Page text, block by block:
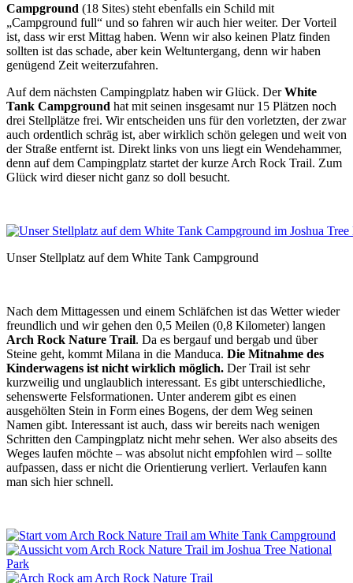
Campground (18 Sites) steht ebenfalls ein Schild mit
„Campground full“ und so fahren wir auch hier weiter. Der Vorteil
ist, dass wir erst Mittag haben. Wenn wir also keinen Platz finden
sollten ist das schade, aber kein Weltuntergang, denn wir haben
genügend Zeit weiterzufahren.
Auf dem nächsten Campingplatz haben wir Glück. DerWhite
Tank Campground hat mit seinen insgesamt nur 15 Plätzen noch
drei Stellplätze frei. Wir entscheiden uns für den vorletzten, der zwar
auch ordentlich schräg ist, aber wirklich schön gelegen und weit von
der Straße entfernt ist. Direkt links von uns liegt ein Wendehammer,
denn auf dem Campingplatz startet der kurze Arch Rock Trail. Zum
Glück wird dieser nicht ganz so doll besucht.
Unser Stellplatz auf dem White Tank Campground
Nach dem Mittagessen und einem Schläfchen ist das Wetter wieder
freundlich und wir gehen den 0,5 Meilen (0,8 Kilometer) langen
Arch Rock Nature Trail. Da es bergauf und bergab und über
Steine geht, kommt Milana in die Manduca. Die Mitnahme des
Kinderwagens ist nicht wirklich möglich. Der Trail ist sehr
kurzweilig und unglaublich interessant. Es gibt unterschiedliche,
sehenswerte Felsformationen. Unter anderem gibt es einen
ausgehölten Stein in Form eines Bogens, der dem Weg seinen
Namen gibt. Interessant ist auch, dass wir bereits nach wenigen
Schritten den Campingplatz nicht mehr sehen. Wer also abseits des
Weges laufen möchte – was absolut nicht empfohlen wird – sollte
aufpassen, dass er nicht die Orientierung verliert. Verlaufen kann
man sich hier schnell.